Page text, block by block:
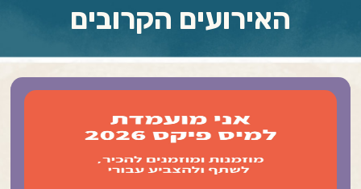
האירועים הקרובים